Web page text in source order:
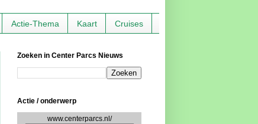
Actie-Thema Kaart Cruises
Zoeken in Center Parcs Nieuws
Actie / onderwerp
www.centerparcs.nl/